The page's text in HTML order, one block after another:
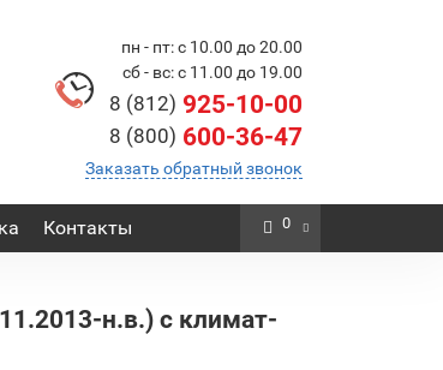
пн - пт: с 10.00 до 20.00
сб - вс: с 11.00 до 19.00
8 (812) 925-10-00
8 (800) 600-36-47
Заказать обратный звонок
Контакты 0
н.в.) с климат-